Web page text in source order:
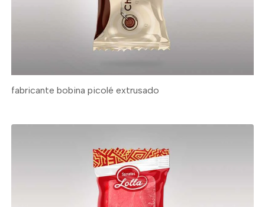
fabricante bobina picolé extrusado